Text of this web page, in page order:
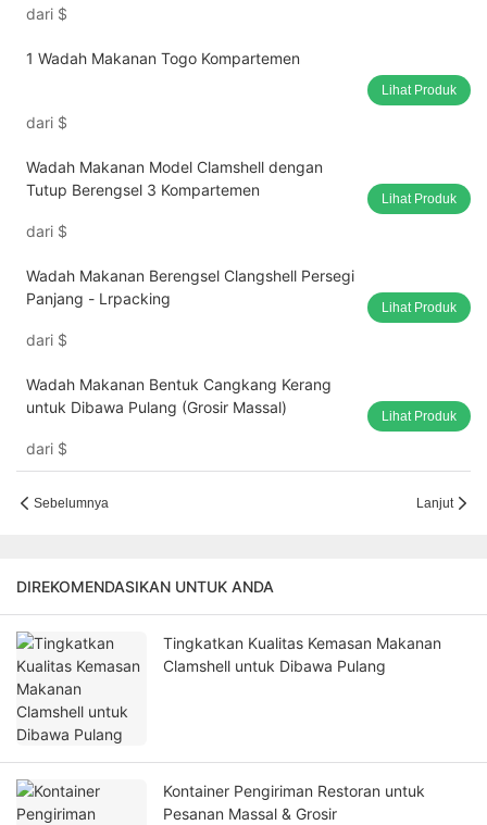
dari $
1 Wadah Makanan Togo Kompartemen
dari $
Lihat Produk
Wadah Makanan Model Clamshell dengan
Tutup Berengsel 3 Kompartemen
dari $
Lihat Produk
Wadah Makanan Berengsel Clangshell Persegi
Panjang - Lrpacking
dari $
Lihat Produk
Wadah Makanan Bentuk Cangkang Kerang
untuk Dibawa Pulang (Grosir Massal)
dari $
Lihat Produk
Sebelumnya Lanjut
DIREKOMENDASIKAN UNTUK ANDA
Tingkatkan Kualitas Kemasan Makanan
Clamshell untuk Dibawa Pulang
Kontainer Pengiriman Restoran untuk
Pesanan Massal & Grosir